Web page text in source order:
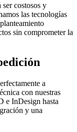
ser costosos y
las tecnologías
sin comprometer la
a
con nuestras
e InDesign hasta
y una